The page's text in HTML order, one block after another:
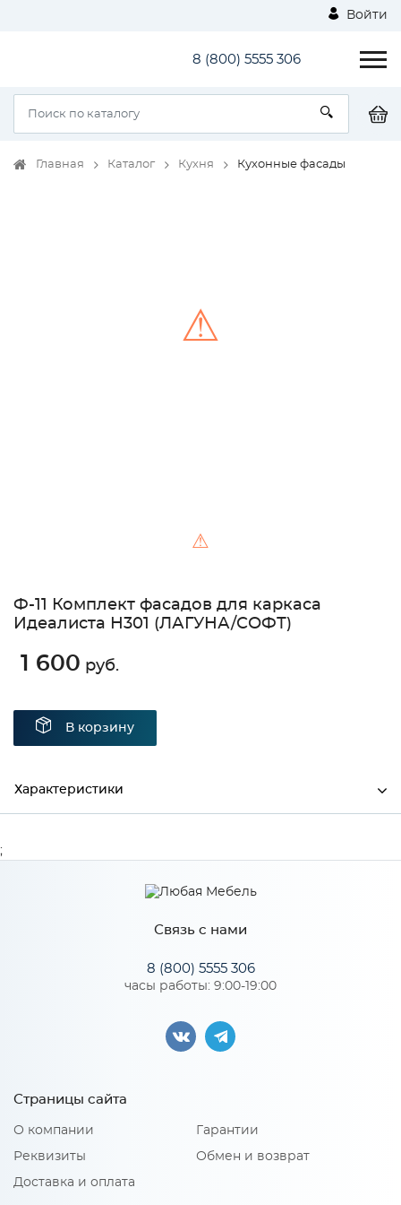
Войти
8 (800) 5555 306
Главная Каталог Кухня Кухонные фасады
⚠
⚠
Ф-11 Комплект фасадов для каркаса
Идеалиста Н301 (ЛАГУНА/СОФТ)
1 600 руб.
В корзину
Характеристики
Лагуна софт
МДФ
Особенности
Количество упаковок: 1
Связь с нами
8 (800) 5555 306
часы работы: 9:00-19:00
Страницы сайта
О компании
Реквизиты
Доставка и оплата
Гарантии
Обмен и возврат
;